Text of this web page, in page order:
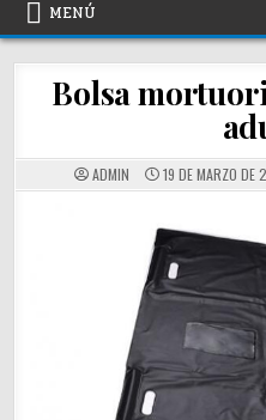
MENÚ
Bolsa
ADMIN 19 DE MARZO DE